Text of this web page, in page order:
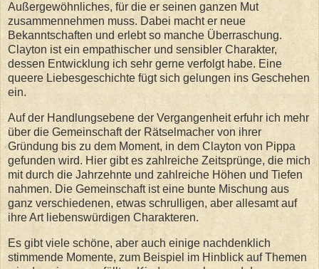
Außergewöhnliches, für die er seinen ganzen Mut
zusammennehmen muss. Dabei macht er neue
Bekanntschaften und erlebt so manche Überraschung.
Clayton ist ein empathischer und sensibler Charakter,
dessen Entwicklung ich sehr gerne verfolgt habe. Eine
queere Liebesgeschichte fügt sich gelungen ins Geschehen
ein.
Auf der Handlungsebene der Vergangenheit erfuhr ich mehr
über die Gemeinschaft der Rätselmacher von ihrer
Gründung bis zu dem Moment, in dem Clayton von Pippa
gefunden wird. Hier gibt es zahlreiche Zeitsprünge, die mich
mit durch die Jahrzehnte und zahlreiche Höhen und Tiefen
nahmen. Die Gemeinschaft ist eine bunte Mischung aus
ganz verschiedenen, etwas schrulligen, aber allesamt auf
ihre Art liebenswürdigen Charakteren.
Es gibt viele schöne, aber auch einige nachdenklich
stimmende Momente, zum Beispiel im Hinblick auf Themen